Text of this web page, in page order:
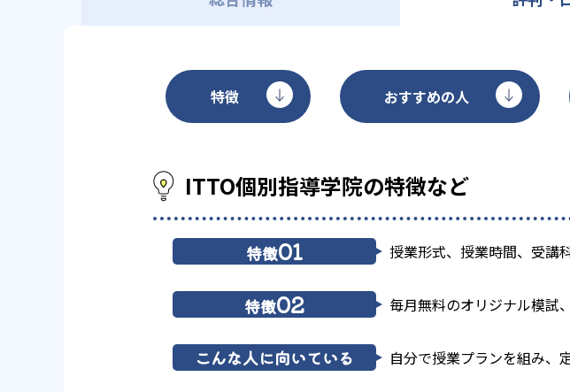
特徴 おすすめの人
ITTO個別指導学院の特徴など
特徴01 授業形式、授業時間、受講
特徴02 毎月無料のオリジナル模試
こんな人に向いている 自分で授業プランを組み、